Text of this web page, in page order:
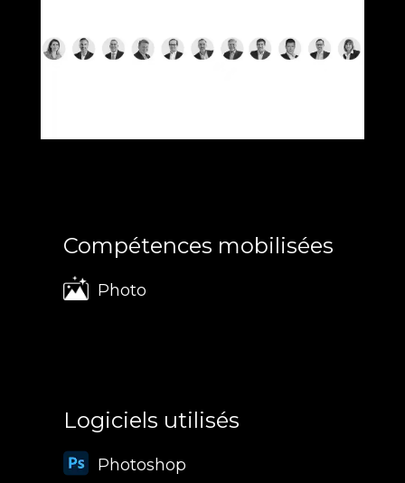
Compétences mobilisées
Photo
Logiciels utilisés
Photoshop